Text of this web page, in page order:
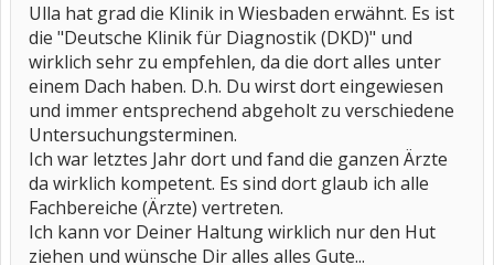
Ulla hat grad die Klinik in Wiesbaden erwähnt. Es ist
die "Deutsche Klinik für Diagnostik (DKD)" und
wirklich sehr zu empfehlen, da die dort alles unter
einem Dach haben. D.h. Du wirst dort eingewiesen
und immer entsprechend abgeholt zu verschiedene
Untersuchungsterminen.
Ich war letztes Jahr dort und fand die ganzen Ärzte
da wirklich kompetent. Es sind dort glaub ich alle
Fachbereiche (Ärzte) vertreten.
Ich kann vor Deiner Haltung wirklich nur den Hut
ziehen und wünsche Dir alles alles Gute...